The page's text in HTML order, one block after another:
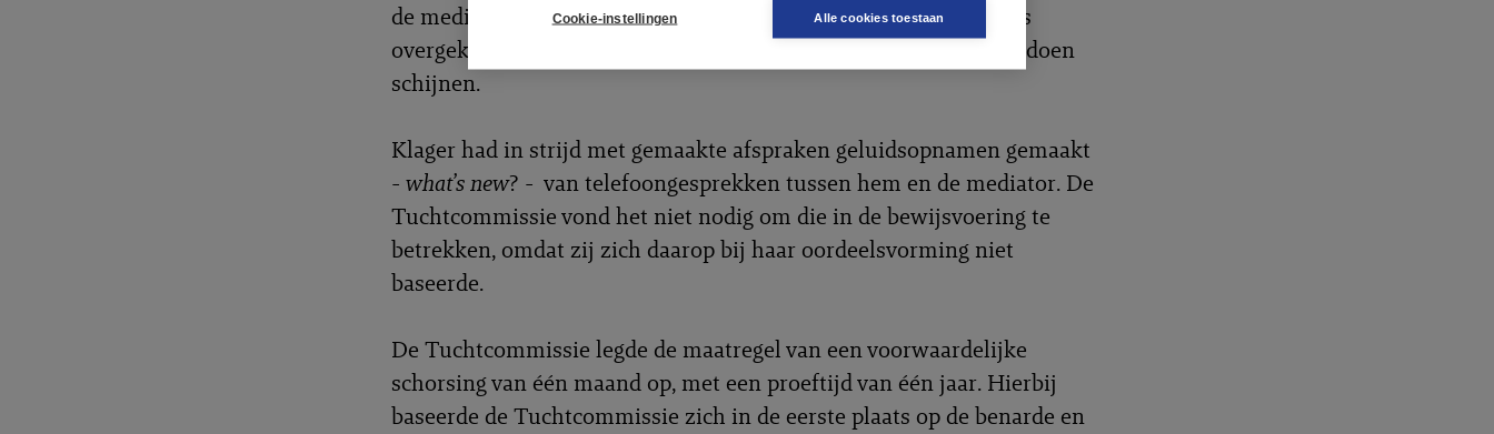
Cookie-instellingen Alle cookies toestaan
de mediator richting klager en de wijze waarop dit bij klager was
overgekomen. Daarop kan zijn wederpartij inderdaad geen licht doen
schijnen.
Klager had in strijd met gemaakte afspraken geluidsopnamen gemaakt
- what’s new? - van telefoongesprekken tussen hem en de mediator. De
Tuchtcommissie vond het niet nodig om die in de bewijsvoering te
betrekken, omdat zij zich daarop bij haar oordeelsvorming niet
baseerde.
De Tuchtcommissie legde de maatregel van een voorwaardelijke
schorsing van één maand op, met een proeftijd van één jaar. Hierbij
baseerde de Tuchtcommissie zich in de eerste plaats op de benarde en